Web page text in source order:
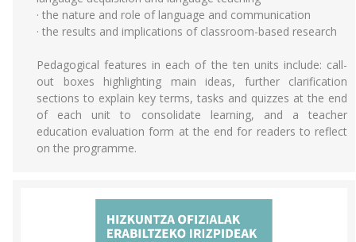
· the nature and role of language and communication
· the results and implications of classroom-based research
Pedagogical features in each of the ten units include: call-
out boxes highlighting main ideas, further clarification
sections to explain key terms, tasks and quizzes at the end
of each unit to consolidate learning, and a teacher
education evaluation form at the end for readers to reflect
on the programme.